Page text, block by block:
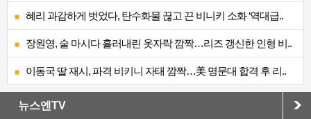
혜리 과감하게 벗었다, 탄수화물 끊고 끈 비니키 소화 ‘역대급..
장원영, 술 마시다 흘러내린 옷자락 깜짝…리즈 갱신한 인형 비..
이동국 딸 재시, 파격 비키니 자태 깜짝…美 명문대 합격 후 리..
뉴스엔TV